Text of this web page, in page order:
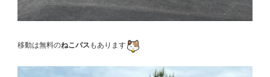
移動は無料のねこバス もあります